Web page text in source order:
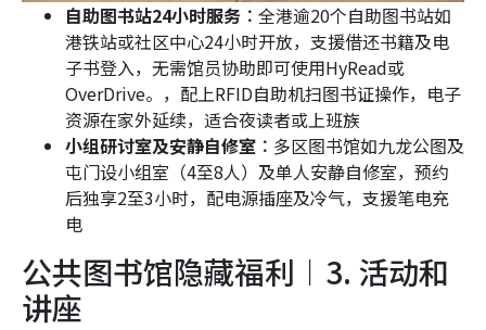
自助图书站24小时服务︰ 全港逾20个自助图书站如
港铁站或社区中心24小时开放，支援借还书籍及电
子书登入，无需馆员协助即可使用HyRead或
OverDrive。，配上RFID自助机扫图书证操作，电子
资源在家外延续，适合夜读者或上班族
小组研讨室及安静自修室︰ 多区图书馆如九龙公图及
屯门设小组室（4至8人）及单人安静自修室，预约
后独享2至3小时，配电源插座及冷气，支援笔电充
电
公共图书馆隐藏福利︱3. 活动和
讲座